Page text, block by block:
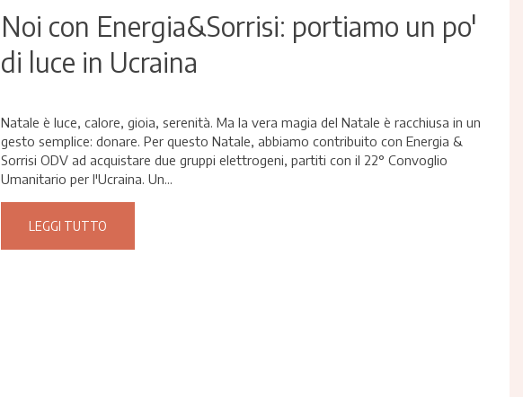
Noi con Energia&Sorrisi: portiamo un po'
di luce in Ucraina
Natale è luce, calore, gioia, serenità. Ma la vera magia del Natale è racchiusa in un
gesto semplice: donare. Per questo Natale, abbiamo contribuito con Energia &
Sorrisi ODV ad acquistare due gruppi elettrogeni, partiti con il 22° Convoglio
Umanitario per l'Ucraina. Un...
LEGGI TUTTO